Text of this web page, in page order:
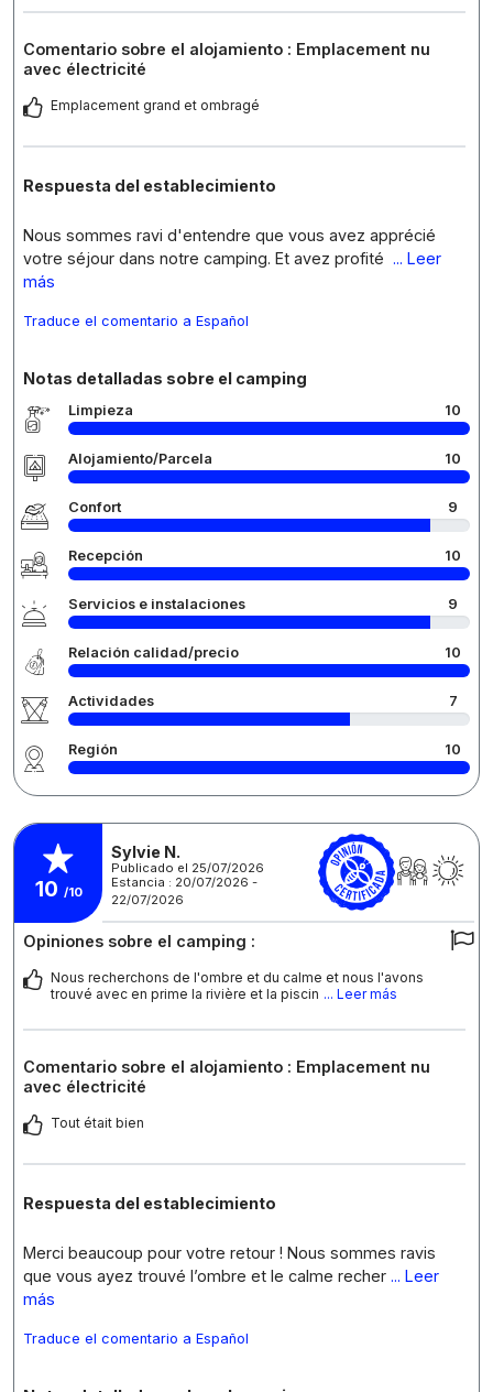
Comentario sobre el alojamiento : Emplacement nu
avec électricité
Emplacement grand et ombragé
Respuesta del establecimiento
Nous sommes ravi d'entendre que vous avez apprécié
votre séjour dans notre camping. Et avez profité ... Leer
más
Traduce el comentario a Español
Notas detalladas sobre el camping
Limpieza 10
Alojamiento/Parcela 10
Confort 9
Recepción 10
Servicios e instalaciones 9
Relación calidad/precio 10
Actividades 7
Región 10
10 /10
Sylvie N.
Publicado el 25/07/2026
Estancia : 20/07/2026 -
22/07/2026
Opiniones sobre el camping :
Nous recherchons de l'ombre et du calme et nous l'avons
trouvé avec en prime la rivière et la piscin ... Leer más
Comentario sobre el alojamiento : Emplacement nu
avec électricité
Tout était bien
Respuesta del establecimiento
Merci beaucoup pour votre retour ! Nous sommes ravis
que vous ayez trouvé l’ombre et le calme recher ... Leer
más
Traduce el comentario a Español